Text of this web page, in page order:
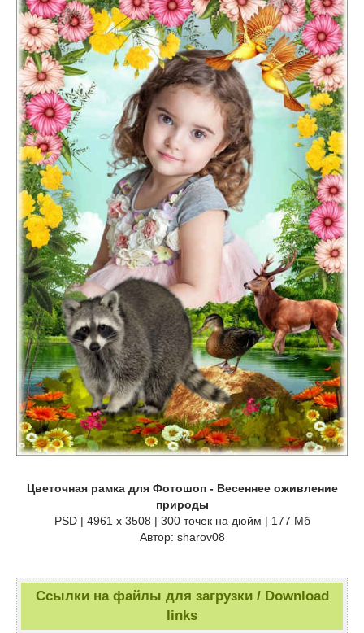
Цветочная рамка для Фотошоп - Весеннее оживление
природы
PSD | 4961 х 3508 | 300 точек на дюйм | 177 Мб
Автор: sharov08
Ссылки на файлы для загрузки / Download
links